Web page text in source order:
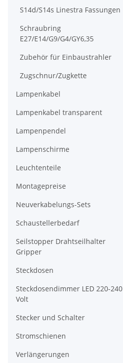
S14d/S14s Linestra Fassungen
Schraubring
E27/E14/G9/G4/GY6,35
Zubehör für Einbaustrahler
Zugschnur/Zugkette
Lampenkabel
Lampenkabel transparent
Lampenpendel
Lampenschirme
Leuchtenteile
Montagepreise
Neuverkabelungs-Sets
Schaustellerbedarf
Seilstopper Drahtseilhalter
Gripper
Steckdosen
Steckdosendimmer LED 220-240
Volt
Stecker und Schalter
Stromschienen
Verlängerungen